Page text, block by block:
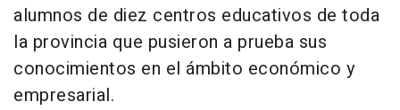
alumnos de diez centros educativos de toda
la provincia que pusieron a prueba sus
conocimientos en el ámbito económico y
empresarial.